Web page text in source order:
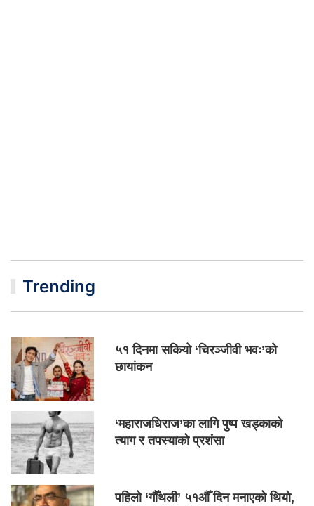
Trending
५१ दिनमा सकियो ‘चिरञ्जीवी भवः’को
छायांकन
‘महाराजधिराज’का लागि पुष्प खड्काको
त्याग र तपस्याको प्रशंसा
पहिलो ‘गौँथली’ ५१औँ दिन मनाएको थियो,